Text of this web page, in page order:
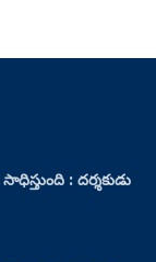
: దర్శకుడు